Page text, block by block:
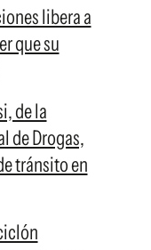
libera a
que su
de la
de Drogas,
tránsito en